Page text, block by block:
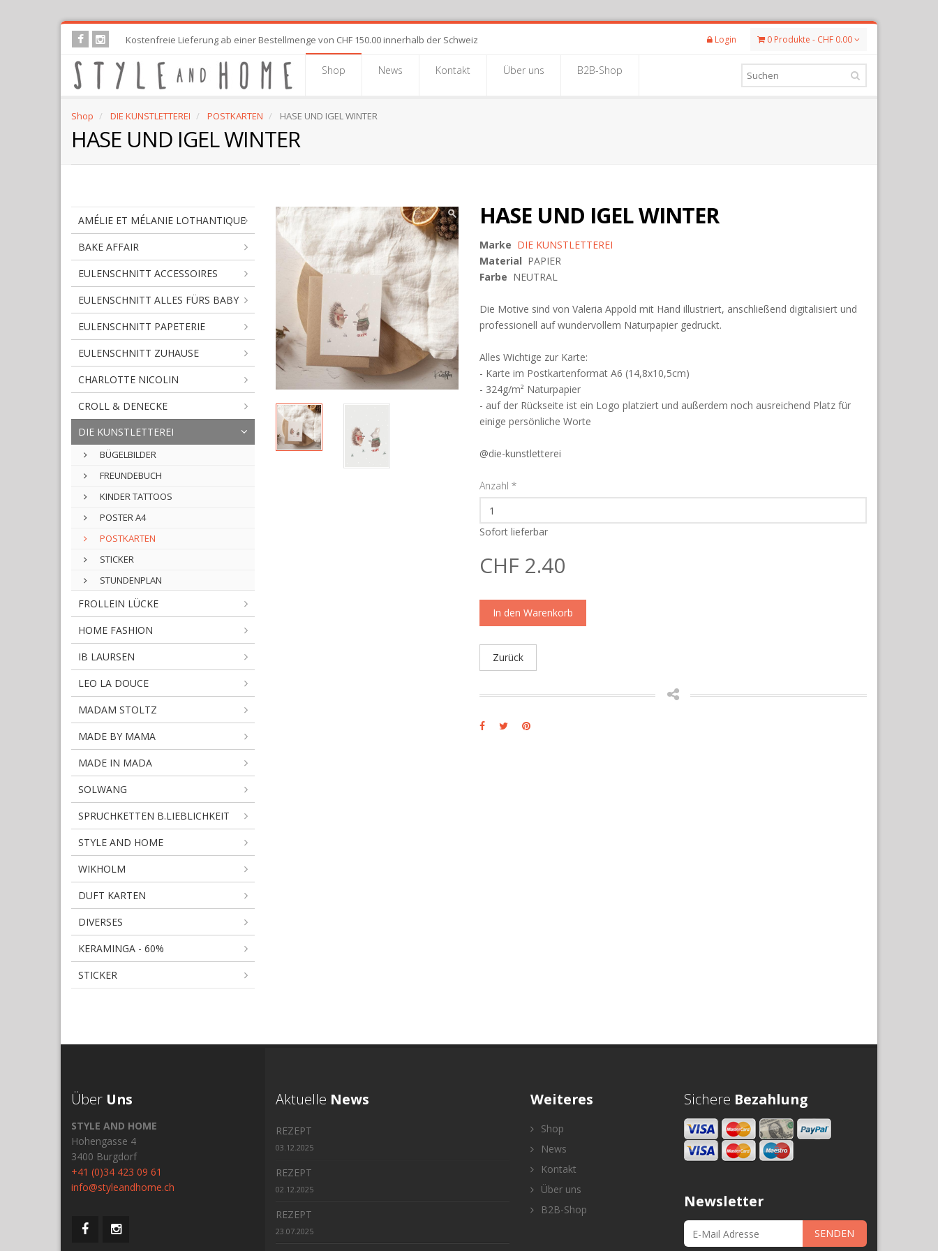
Skip
main
content
Kostenfreie Lieferung ab einer Bestellmenge von CHF 150.00 innerhalb der Schweiz Login 0 Produkte - CHF 0.00
Shop News Kontakt Über uns B2B-Shop
Shop DIE KUNSTLETTEREI POSTKARTEN HASE UND IGEL WINTER
HASE UND IGEL WINTER
AMÉLIE ET MÉLANIE LOTHANTIQUE
BAKE AFFAIR
EULENSCHNITT ACCESSOIRES
EULENSCHNITT ALLES FÜRS BABY
EULENSCHNITT PAPETERIE
EULENSCHNITT ZUHAUSE
CHARLOTTE NICOLIN
CROLL & DENECKE
DIE KUNSTLETTEREI
BÜGELBILDER
FREUNDEBUCH
KINDER TATTOOS
POSTER A4
POSTKARTEN
STICKER
STUNDENPLAN
FROLLEIN LÜCKE
HOME FASHION
IB LAURSEN
LEO LA DOUCE
MADAM STOLTZ
MADE BY MAMA
MADE IN MADA
SOLWANG
SPRUCHKETTEN B.LIEBLICHKEIT
STYLE AND HOME
WIKHOLM
DUFT KARTEN
DIVERSES
KERAMINGA - 60%
STICKER
HASE UND IGEL WINTER
Marke DIE KUNSTLETTEREI
Material PAPIER
Farbe NEUTRAL
Die Motive sind von Valeria Appold mit Hand illustriert, anschließend digitalisiert und
professionell auf wundervollem Naturpapier gedruckt.
Alles Wichtige zur Karte:
- Karte im Postkartenformat A6 (14,8x10,5cm)
- 324g/m² Naturpapier
- auf der Rückseite ist ein Logo platziert und außerdem noch ausreichend Platz für
einige persönliche Worte
@die-kunstletterei
Anzahl *
Sofort lieferbar
CHF 2.40
In den Warenkorb
Zurück
Über Uns
STYLE AND HOME
Hohengasse 4
3400 Burgdorf
+41 (0)34 423 09 61
info@styleandhome.ch
Aktuelle News
REZEPT
03.12.2025
REZEPT
02.12.2025
REZEPT
23.07.2025
Weiteres
Shop
News
Kontakt
Über uns
B2B-Shop
Sichere Bezahlung
Newsletter
SENDEN